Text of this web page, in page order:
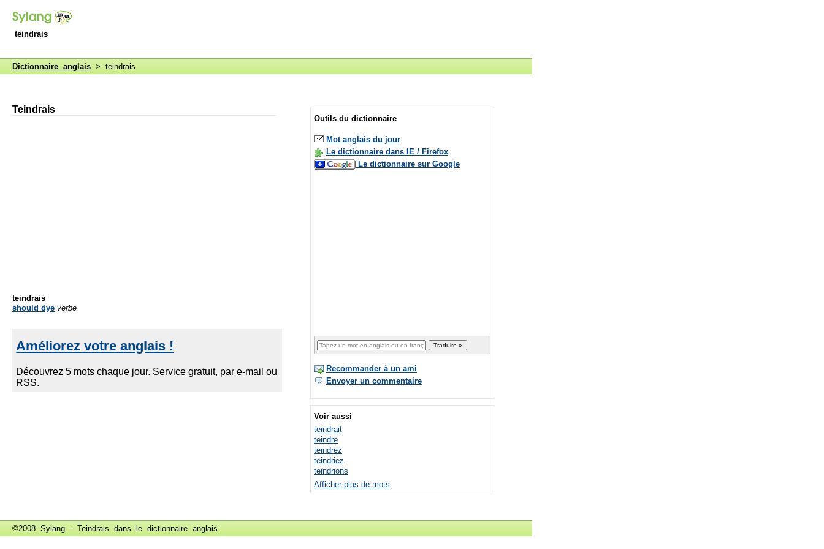
teindrais
Dictionnaire anglais > teindrais
Teindrais
teindrais
should dye verbe
Outils du dictionnaire
Mot anglais du jour
Le dictionnaire dans IE / Firefox
Le dictionnaire sur Google
Recommander à un ami
Envoyer un commentaire
Voir aussi
teindrait
teindre
teindrez
teindriez
teindrions
Afficher plus de mots
©2008 Sylang - Teindrais dans le dictionnaire anglais